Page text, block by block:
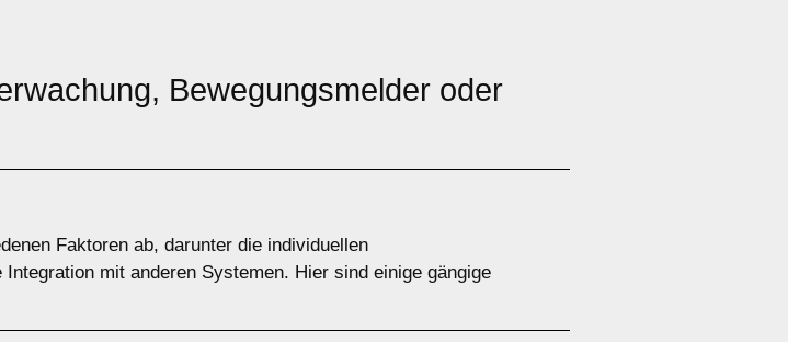
Bewegungsmelder oder
Faktoren ab, darunter die individuellen
mit anderen Systemen. Hier sind einige gängige